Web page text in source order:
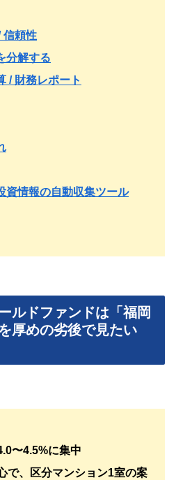
信頼性
分解する
/ 財務レポート
資情報の自動収集ツール
ルドファンドは「福岡
厚めの劣後で見たい
〜4.5%に集中
で、区分マンション1室の案